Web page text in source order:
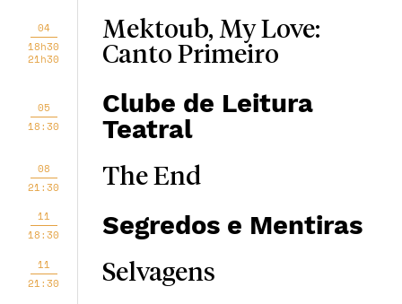
04
18h30
21h30
Mektoub, My Love:
Canto Primeiro
05
18:30
Clube de Leitura
Teatral
08
21:30
The End
11
18:30
Segredos e Mentiras
11
21:30
Selvagens